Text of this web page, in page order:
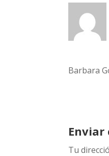
Barbara
Tu